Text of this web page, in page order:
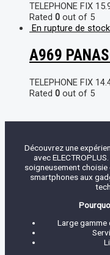
TELEPHONE FIX
Rated 0 out of 5
En rupture de stock
A969
TELEPHONE FIX
Rated 0 out of 5
Découvrez une
avec
soigneusement
smartphones aux
Large